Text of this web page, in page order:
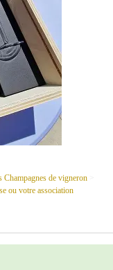
Champagnes de vigneron
ou votre association